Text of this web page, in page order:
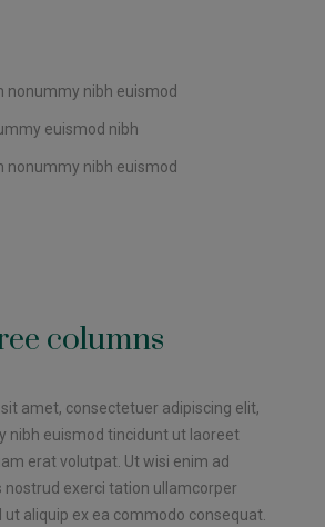
nonummy nibh euismod
euismod nibh
nonummy nibh euismod
columns
sit amet, consectetuer adipiscing elit,
nibh euismod tincidunt ut laoreet
erat volutpat. Ut wisi enim ad
nostrud exerci tation ullamcorper
aliquip ex ea commodo consequat.